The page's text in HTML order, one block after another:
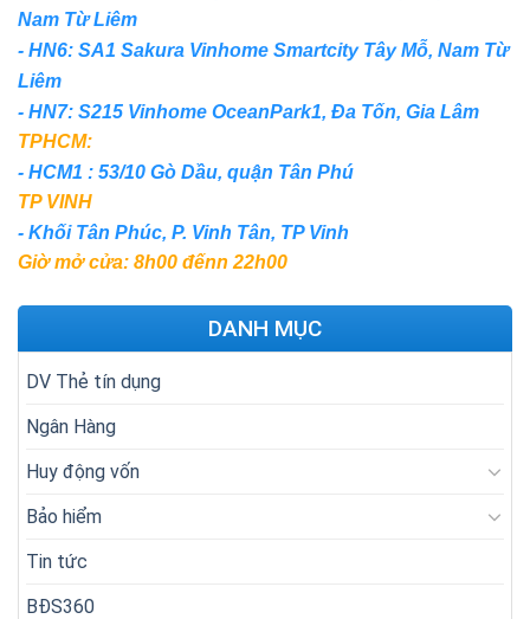
Nam Từ Liêm
- HN6: SA1 Sakura Vinhome Smartcity Tây Mỗ, Nam Từ
Liêm
- HN7: S215 Vinhome OceanPark1, Đa Tốn, Gia Lâm
TPHCM:
- HCM1 : 53/10 Gò Dầu, quận Tân Phú
TP VINH
- Khối Tân Phúc, P. Vinh Tân, TP Vinh
Giờ mở cửa: 8h00 đếnn 22h00
DANH MỤC
DV Thẻ tín dụng
Ngân Hàng
Huy động vốn
Bảo hiểm
Tin tức
BĐS360